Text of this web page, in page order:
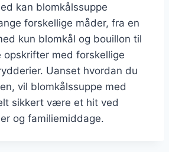
kan blomkålssuppe
forskellige måder, fra en
kun blomkål og bouillon til
opskrifter med forskellige
Uanset hvordan du
vil blomkålssuppe med
sikkert være et hit ved
og familiemiddage.